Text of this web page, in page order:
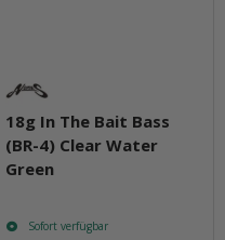
18g In The Bait Bass
(BR-4) Clear Water
Green
Sofort verfügbar